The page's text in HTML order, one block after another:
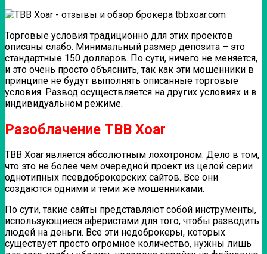
Торговые условия традиционно для этих проектов
описаны слабо. Минимальный размер депозита – это
стандартные 150 долларов. По сути, ничего не меняется,
и это очень просто объяснить, так как эти мошенники в
принципе не будут выполнять описанные торговые
условия. Развод осуществляется на других условиях и в
индивидуальном режиме.
Разоблачение TBB Xoar
TBB Xoar является абсолютным лохотроном. Дело в том,
что это не более чем очередной проект из целой серии
однотипных псевдоброкерских сайтов. Все они
создаются одними и теми же мошенниками.
По сути, такие сайты представляют собой инструменты,
использующиеся аферистами для того, чтобы разводить
людей на деньги. Все эти недоброкеры, которых
существует просто огромное количество, нужны лишь